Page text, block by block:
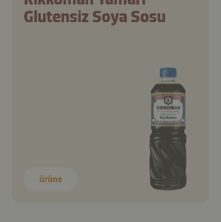
Glutensiz Soya Sosu
ürüne